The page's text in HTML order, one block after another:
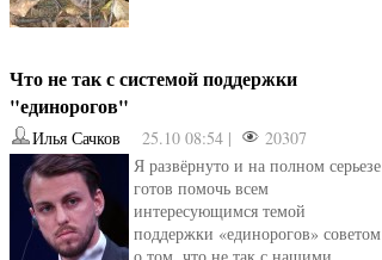
Что не так с системой поддержки
"единорогов"
Илья Сачков 25.10 08:54 |
20307
Я развёрнуто и на полном серьезе
готов помочь всем
интересующимся темой
поддержки «единорогов» советом